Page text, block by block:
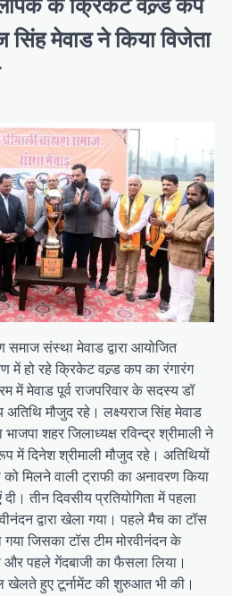
सिंह मेवाड ने किया विजेता
समाज संस्था मेवाड द्वारा आयोजित
हो रहे क्रिकेट वल्र्ड कप का रंगारंग
मेवाड पूर्व राजपरिवार के सदस्य डॉ
अतिथि मौजुद रहे। लक्ष्यराज सिंह मेवाड
शहर जिलाध्यक्ष रविन्द्र श्रीमाली ने
में दिनेश श्रीमाली मौजुद रहे। अतिथियों
मिलने वाली ट्राफी का अनावरण किया
तीन दिवसीय प्रतियोगिता में पहला
द्वारा खेला गया। पहले मैच का टॉस
गया जिसका टॉस टीम मोरवीनंदन के
और पहले गेंदबाजी का फैसला लिया।
खेलते हुए टूर्नामेंट की शुरुआत भी की।